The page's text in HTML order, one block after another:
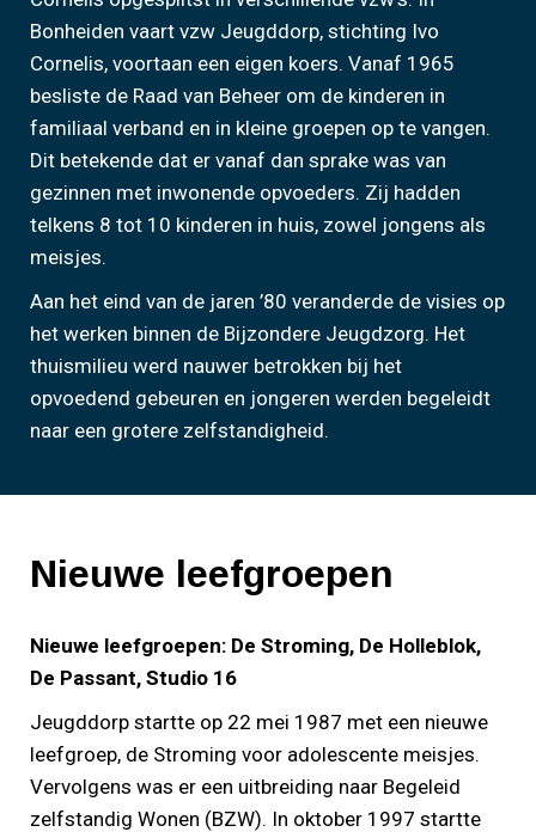
Bonheiden vaart vzw Jeugddorp, stichting Ivo
Cornelis, voortaan een eigen koers. Vanaf 1965
besliste de Raad van Beheer om de kinderen in
familiaal verband en in kleine groepen op te vangen.
Dit betekende dat er vanaf dan sprake was van
gezinnen met inwonende opvoeders. Zij hadden
telkens 8 tot 10 kinderen in huis, zowel jongens als
meisjes.
Aan het eind van de jaren ’80 veranderde de visies op
het werken binnen de Bijzondere Jeugdzorg. Het
thuismilieu werd nauwer betrokken bij het
opvoedend gebeuren en jongeren werden begeleidt
naar een grotere zelfstandigheid.
Nieuwe leefgroepen
Nieuwe leefgroepen: De Stroming, De Holleblok,
De Passant, Studio 16
Jeugddorp startte op 22 mei 1987 met een nieuwe
leefgroep, de Stroming voor adolescente meisjes.
Vervolgens was er een uitbreiding naar Begeleid
zelfstandig Wonen (BZW). In oktober 1997 startte